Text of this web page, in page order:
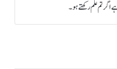
اگر تم علم رکھتے ہو۔